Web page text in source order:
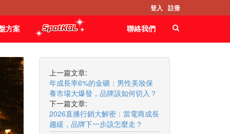
登入 註冊
方案 聯絡我們
上一篇文章:
年成長率6%的金礦：男性美妝保
養市場大爆發，品牌該如何切入？
下一篇文章:
2026直播行銷大解密：當電商成長
趨緩，品牌下一步該怎麼走？